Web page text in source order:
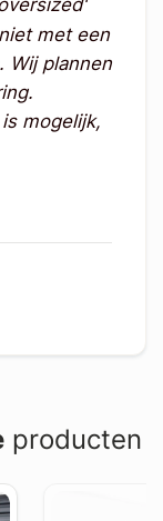
met een
Wij plannen
mogelijk,
producten